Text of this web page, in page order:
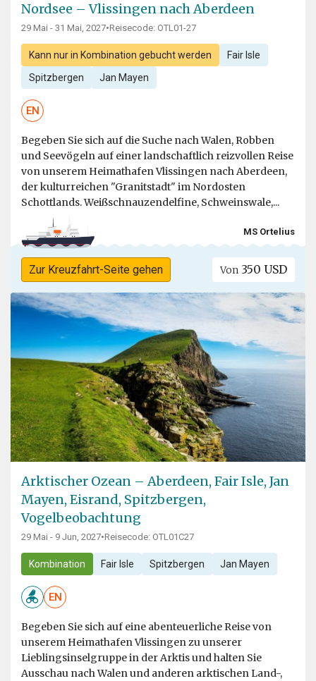
Nordsee – Vlissingen nach Aberdeen
29 Mai - 31 Mai, 2027•Reisecode: OTL01-27
Kann nur in Kombination gebucht werden Fair Isle
Spitzbergen Jan Mayen
EN
Begeben Sie sich auf die Suche nach Walen, Robben
und Seevögeln auf einer landschaftlich reizvollen Reise
von unserem Heimathafen Vlissingen nach Aberdeen,
der kulturreichen "Granitstadt" im Nordosten
Schottlands. Weißschnauzendelfine, Schweinswale,...
MS Ortelius
Zur Kreuzfahrt-Seite gehen Von 350 USD
Arktischer Ozean – Aberdeen, Fair Isle, Jan
Mayen, Eisrand, Spitzbergen,
Vogelbeobachtung
29 Mai - 9 Jun, 2027•Reisecode: OTL01C27
Kombination Fair Isle Spitzbergen Jan Mayen
EN
Begeben Sie sich auf eine abenteuerliche Reise von
unserem Heimathafen Vlissingen zu unserer
Lieblingsinselgruppe in der Arktis und halten Sie
Ausschau nach Walen und anderen arktischen Land-,